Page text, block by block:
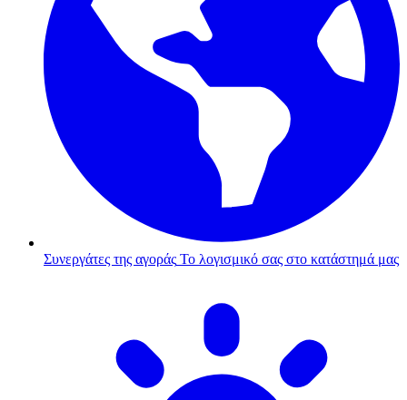
Συνεργάτες της αγοράς Το λογισμικό σας στο κατάστημά μας